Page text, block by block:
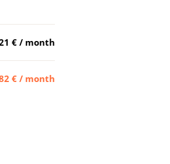
€ / month
€ / month